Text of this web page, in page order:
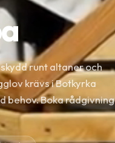
runt altaner och
krävs i Botkyrka
behov. Boka rådgivning